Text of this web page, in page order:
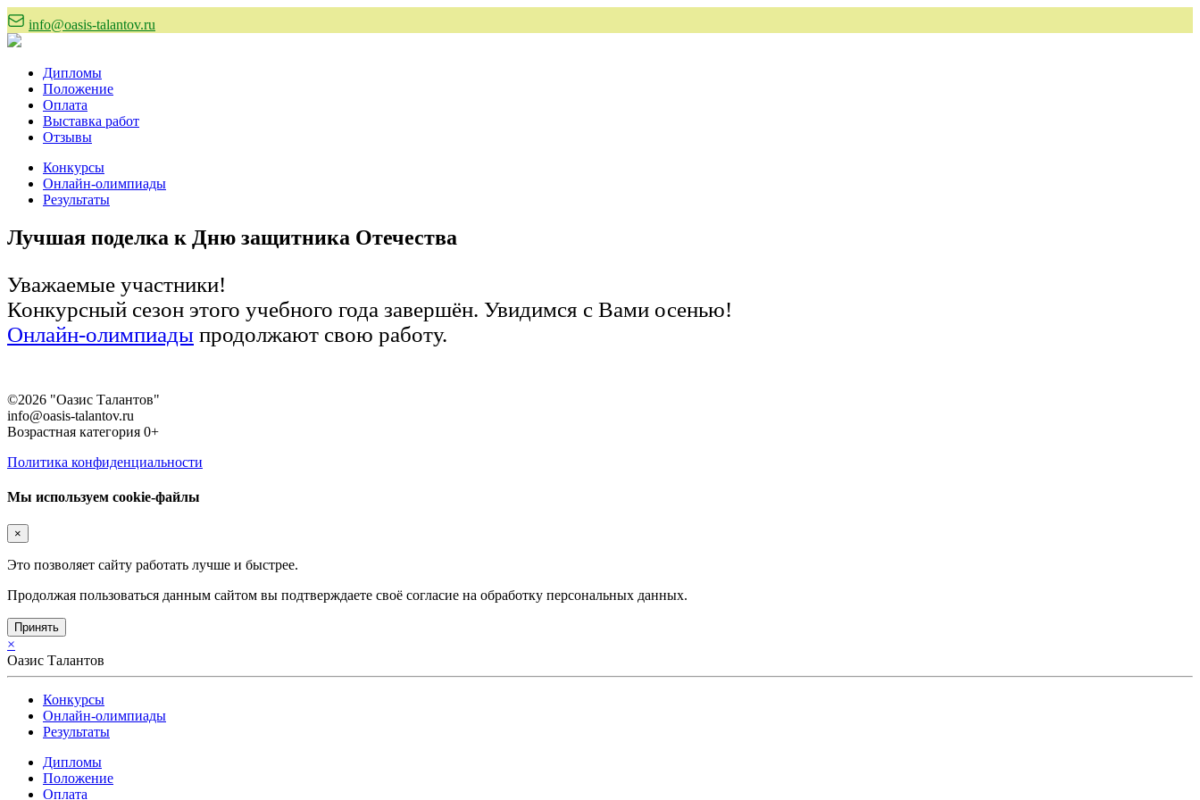
info@oasis-talantov.ru
Дипломы
Положение
Оплата
Выставка работ
Отзывы
Конкурсы
Онлайн-олимпиады
Результаты
Лучшая поделка к Дню защитника Отечества
Уважаемые участники!
Конкурсный сезон этого учебного года завершён. Увидимся с Вами осенью!
Онлайн-олимпиады продолжают свою работу.
©2026 "Оазис Талантов"
info@oasis-talantov.ru
Возрастная категория 0+
Политика конфиденциальности
Мы используем cookie-файлы
×
Это позволяет сайту работать лучше и быстрее.
Продолжая пользоваться данным сайтом вы подтверждаете своё согласие на обработку персональных данных.
Принять
×
Оазис Талантов
Конкурсы
Онлайн-олимпиады
Результаты
Дипломы
Положение
Оплата